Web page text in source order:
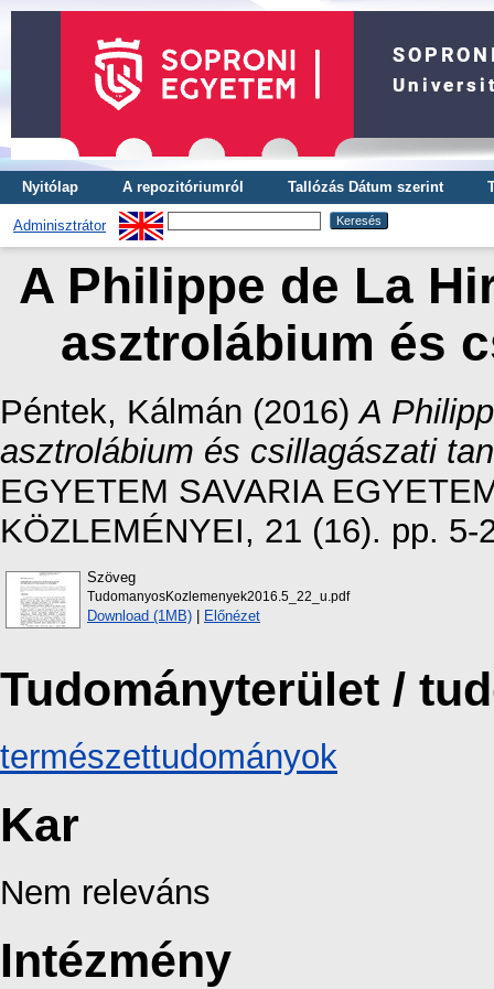
Nyitólap A repozitóriumról Tallózás Dátum szerint
Adminisztrátor
A Philippe de La
asztrolábium és
Péntek, Kálmán (2016)A
asztrolábium és csillagászati
EGYETEM SAVARIA
KÖZLEMÉNYEI, 21 (16). pp. 5-
Szöveg
TudomanyosKozlemenyek2016.5_22_u.pdf
Download (1MB) | Előnézet
Tudományterület /
természettudományok
Kar
Nem releváns
Intézmény